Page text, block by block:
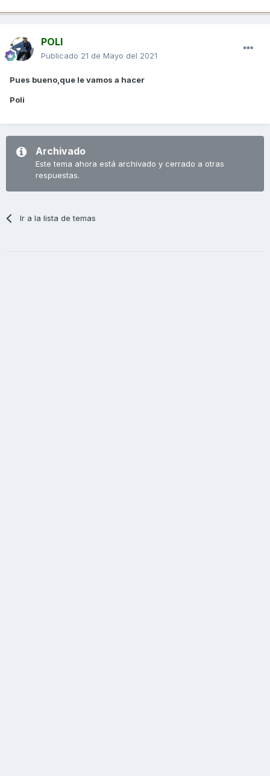
POLI
Publicado 21 de Mayo del 2021
Pues bueno,que le vamos a hacer
Poli
Archivado
Este tema ahora está archivado y cerrado a otras
respuestas.
Ir a la lista de temas